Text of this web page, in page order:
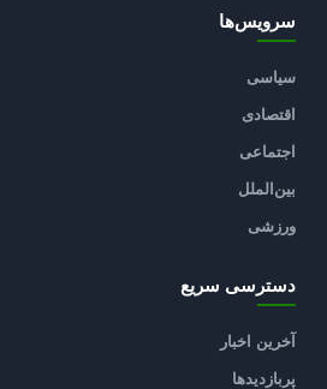
سرویس‌ها
سیاسی
اقتصادی
اجتماعی
بین‌الملل
ورزشی
دسترسی سریع
آخرین اخبار
پربازدیدها